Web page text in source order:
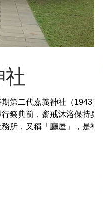
第二代嘉義神社（1943）
祭典前，齋戒沐浴保持身心
所，又稱「廳屋」，是神社